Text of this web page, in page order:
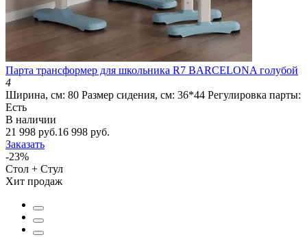
Парта трансформер для школьника R7 BARCELONA голубой
4
Ширина, см: 80 Размер сидения, см: 36*44 Регулировка парты:
Есть
В наличии
21 998 руб.16 998 руб.
Заказать
-23%
Стол + Стул
Хит продаж